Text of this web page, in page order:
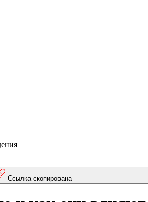
Ссылка скопирована